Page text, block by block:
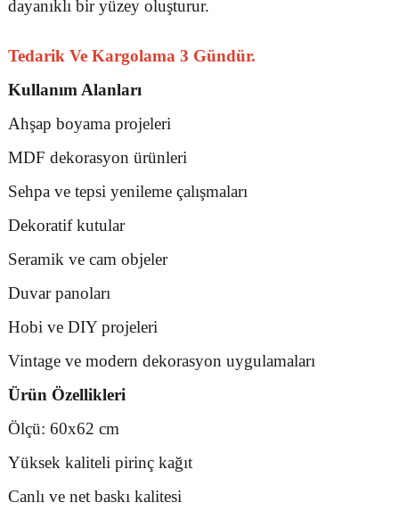
dayanıklı bir yüzey oluşturur.
Tedarik Ve Kargolama 3 Gündür.
Kullanım Alanları
Ahşap boyama projeleri
MDF dekorasyon ürünleri
Sehpa ve tepsi yenileme çalışmaları
Dekoratif kutular
Seramik ve cam objeler
Duvar panoları
Hobi ve DIY projeleri
Vintage ve modern dekorasyon uygulamaları
Ürün Özellikleri
Ölçü: 60x62 cm
Yüksek kaliteli pirinç kağıt
Canlı ve net baskı kalitesi